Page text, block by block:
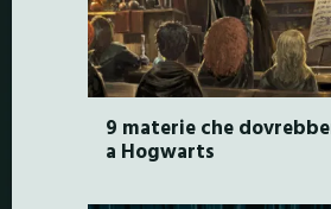
9 materie che
a Hogwarts